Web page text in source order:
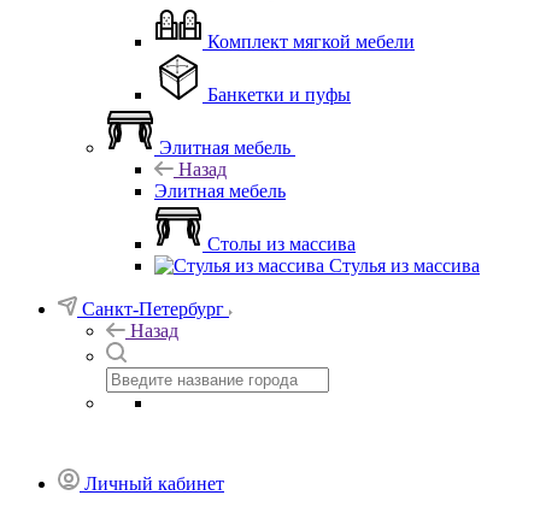
Комплект мягкой мебели
Банкетки и пуфы
Элитная мебель
Назад
Элитная мебель
Столы из массива
Стулья из массива
Санкт-Петербург
Назад
Личный кабинет